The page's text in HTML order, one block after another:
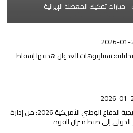
تفكيك المعضلة الإيرانية
2026-01-
سيناريوهات العدوان هدفها إسقاط
2026-01-
استراتيجية الدفاع الوطني الأمريكية 2026: من إدارة
الدولي إلى ضبط ميزان القوة